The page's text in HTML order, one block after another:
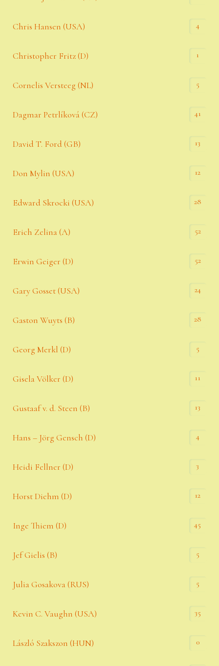
Chris Hansen (USA) 4
Christopher Fritz (D) 1
Cornelis Versteeg (NL) 5
Dagmar Petrlíková (CZ) 41
David T. Ford (GB) 13
Don Mylin (USA) 12
Edward Skrocki (USA) 28
Erich Zelina (A) 52
Erwin Geiger (D) 52
Gary Gosset (USA) 24
Gaston Wuyts (B) 28
Georg Merkl (D) 5
Gisela Völker (D) 11
Gustaaf v. d. Steen (B) 13
Hans – Jörg Gensch (D) 4
Heidi Fellner (D) 3
Horst Diehm (D) 12
Inge Thiem (D) 45
Jef Gielis (B) 5
Julia Gosakova (RUS) 5
Kevin C. Vaughn (USA) 35
László Szakszon (HUN) 0